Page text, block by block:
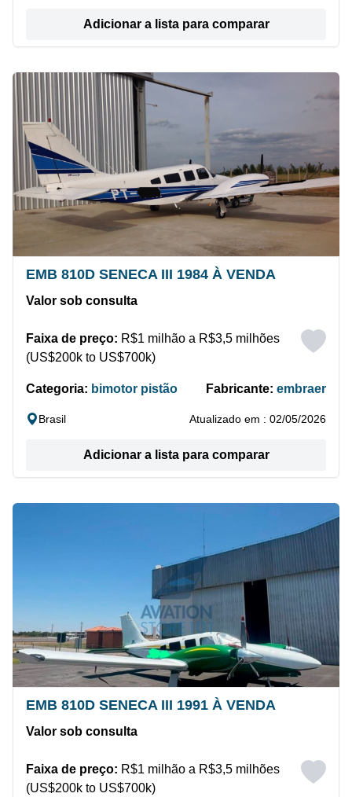
Adicionar a lista para comparar
EMB 810D SENECA III 1984 À VENDA
Valor sob consulta
Faixa de preço: R$1 milhão a R$3,5 milhões
(US$200k to US$700k)
Categoria: bimotor pistão Fabricante: embraer
Brasil Atualizado em : 02/05/2026
Adicionar a lista para comparar
EMB 810D SENECA III 1991 À VENDA
Valor sob consulta
Faixa de preço: R$1 milhão a R$3,5 milhões
(US$200k to US$700k)